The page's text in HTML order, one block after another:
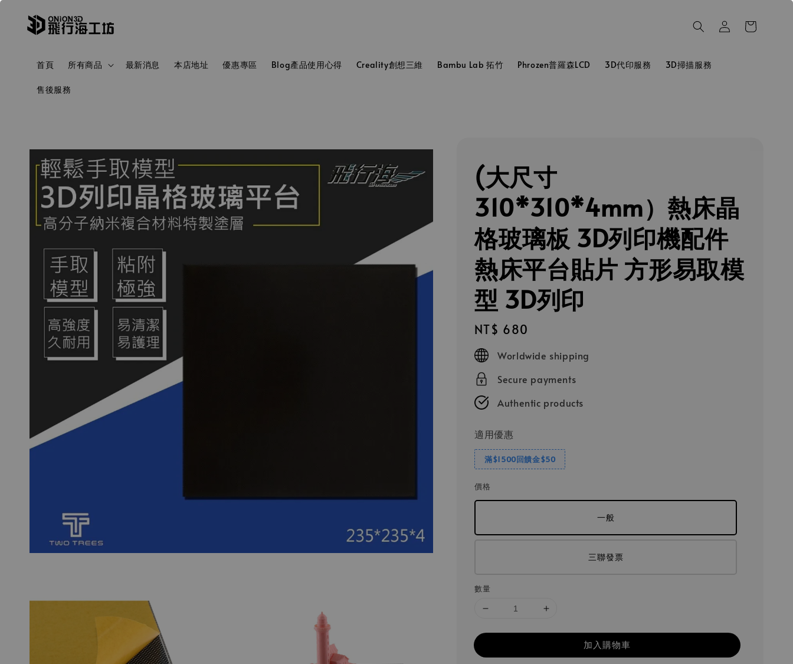
首頁 所有商品 最新消息 本店地址 優惠專區 Blog產品使用心得 Creality創想三維 Bambu Lab 拓竹 Phrozen普羅森LCD 3D代印服務 3D掃描服務
售後服務
(大尺寸
310*310*4mm）熱床晶
格玻璃板 3D列印機配件
熱床平台貼片 方形易取模
型 3D列印
Regular
price
NT$ 680
Worldwide shipping
Secure payments
Authentic products
適用優惠
滿$1500回饋金$50
價格
一般
三聯發票
數量
加入購物車